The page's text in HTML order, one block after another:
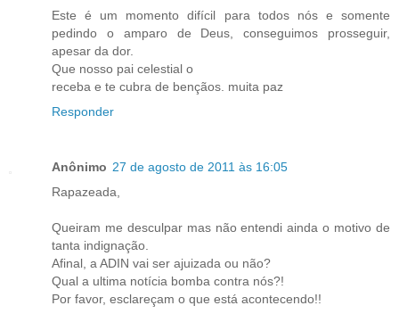
Este é um momento difícil para todos nós e somente
pedindo o amparo de Deus, conseguimos prosseguir,
apesar da dor.
Que nosso pai celestial o
receba e te cubra de bençãos. muita paz
Responder
Anônimo 27 de agosto de 2011 às 16:05
Rapazeada,
Queiram me desculpar mas não entendi ainda o motivo de
tanta indignação.
Afinal, a ADIN vai ser ajuizada ou não?
Qual a ultima notícia bomba contra nós?!
Por favor, esclareçam o que está acontecendo!!